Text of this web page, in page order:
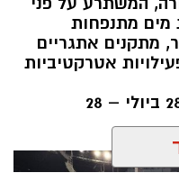
מים מתנפחות
בגובה של עד 15 מטר, מתקנים אתגריים
אטרקטיביות
היכל הפיס ארנה ירושלים | 28 ביולי – 28